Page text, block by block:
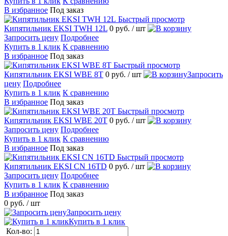
В избранное Под заказ
Быстрый просмотр
Кипятильник EKSI TWH 12L 0 руб. / шт
Запросить цену Подробнее
Купить в 1 клик К сравнению
В избранное Под заказ
Быстрый просмотр
Кипятильник EKSI WBE 8T 0 руб. / шт
Запросить
цену Подробнее
Купить в 1 клик К сравнению
В избранное Под заказ
Быстрый просмотр
Кипятильник EKSI WBE 20T 0 руб. / шт
Запросить цену Подробнее
Купить в 1 клик К сравнению
В избранное Под заказ
Быстрый просмотр
Кипятильник EKSI CN 16TD 0 руб. / шт
Запросить цену Подробнее
Купить в 1 клик К сравнению
В избранное Под заказ
0 руб. / шт
Запросить цену
Купить в 1 клик
Кол-во: